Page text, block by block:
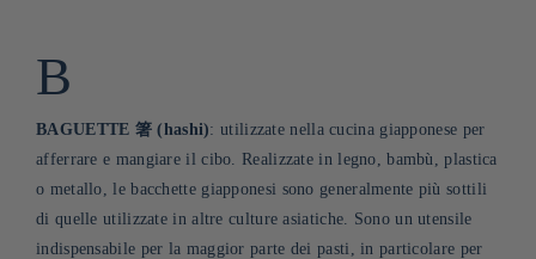
B
BAGUETTE 箸 (hashi): utilizzate nella cucina giapponese per
afferrare e mangiare il cibo. Realizzate in legno, bambù, plastica
o metallo, le bacchette giapponesi sono generalmente più sottili
di quelle utilizzate in altre culture asiatiche. Sono un utensile
indispensabile per la maggior parte dei pasti, in particolare per